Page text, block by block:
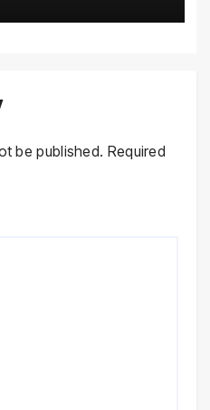
be published. Required